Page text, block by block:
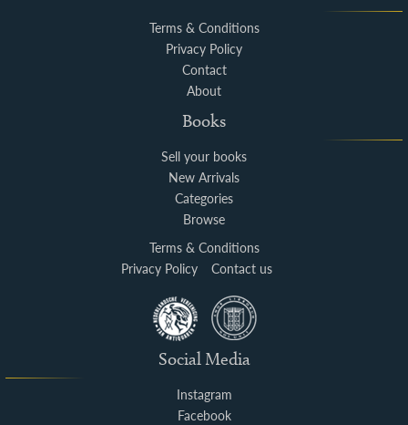
Terms & Conditions
Privacy Policy
Contact
About
Books
Sell your books
New Arrivals
Categories
Browse
Terms & Conditions
Privacy Policy
Contact us
Social Media
Instagram
Facebook